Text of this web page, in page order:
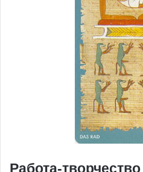
Работа-творчество